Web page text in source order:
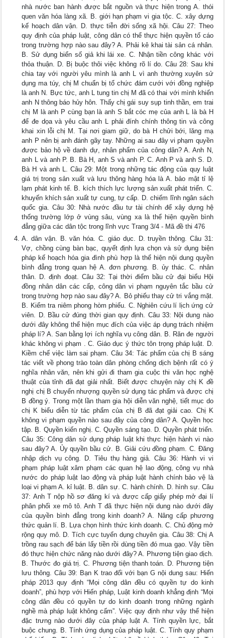
nhà nước ban hành được bắt nguồn và thực hiện trong A. thói
quen văn hóa làng xã. B. giới hạn phạm vi gia tộc. C. xây dựng
kế hoạch dân vận. D. thực tiễn đời sống xã hội. Câu 27: Theo
quy định của pháp luật, công dân có thể thực hiện quyền tố cáo
trong trường hợp nào sau đây? A. Phải kê khai tài sản cá nhân.
B. Sử dụng biển số giả khi lái xe. C. Nhận tiền công khác với
thỏa thuận. D. Bị buộc thôi việc không rõ lí do. Câu 28: Sau khi
chia tay với người yêu mình là anh L vì anh thường xuyên sử
dụng ma túy, chị M chuẩn bị tổ chức đám cưới với đồng nghiệp
là anh N. Bực tức, anh L tung tin chị M đã có thai với mình khiến
anh N thông báo hủy hôn. Thấy chị gái suy sụp tinh thần, em trai
chị M là anh P cùng bạn là anh S bắt cóc mẹ của anh L là bà H
để đe dọa và yêu cầu anh L phải đính chính thông tin và công
khai xin lỗi chị M. Tại nơi giam giữ, do bà H chửi bới, lăng mạ
anh P nên bị anh đánh gãy tay. Những ai sau đây vi phạm quyền
được bảo hộ về danh dự, nhân phẩm của công dân? A. Anh N,
anh L và anh P. B. Bà H, anh S và anh P. C. Anh P và anh S. D.
Bà H và anh L. Câu 29: Một trong những tác động của quy luật
giá trị trong sản xuất và lưu thông hàng hóa là A. bảo mật tỉ lệ
lạm phát kinh tế. B. kích thích lực lượng sản xuất phát triển. C.
khuyến khích sản xuất tự cung, tự cấp. D. chiếm lĩnh ngân sách
quốc gia. Câu 30: Nhà nước đầu tư tài chính để xây dựng hệ
thống trường lớp ở vùng sâu, vùng xa là thể hiện quyền bình
đẳng giữa các dân tộc trong lĩnh vực Trang 3/4 - Mã đề thi 476
A. dân vận. B. văn hóa. C. giáo dục. D. truyền thông. Câu 31:
Vợ, chồng cùng bàn bạc, quyết định lựa chọn và sử dụng biện
pháp kế hoạch hóa gia đình phù hợp là thể hiện nội dung quyền
bình đẳng trong quan hệ A. đơn phương. B. ủy thác. C. nhân
thân. D. định đoạt. Câu 32: Tại thời điểm bầu cử đại biểu Hội
đồng nhân dân các cấp, công dân vi phạm nguyên tắc bầu cử
trong trường hợp nào sau đây? A. Bỏ phiếu thay cử tri vắng mặt.
B. Kiểm tra niêm phong hòm phiếu. C. Nghiên cứu lí lịch ứng cử
viên. D. Bầu cử đúng thời gian quy định. Câu 33: Nội dung nào
dưới đây không thể hiện mục đích của việc áp dụng trách nhiệm
pháp lí? A. San bằng lợi ích nghĩa vụ công dân. B. Răn đe người
khác không vi phạm . C. Giáo dục ý thức tôn trọng pháp luật. D.
Kiềm chế việc làm sai phạm. Câu 34: Tác phẩm của chị B sáng
tác viết về phong trào toàn dân phòng chống dịch bệnh rất có ý
nghĩa nhân văn, nên khi gửi đi tham gia cuộc thi văn học nghệ
thuật của tỉnh đã đạt giải nhất. Biết được chuyện này chị K đề
nghị chị B chuyển nhượng quyền sử dụng tác phẩm và được chị
B đồng ý. Trong một lần tham gia hội diễn văn nghệ, tiết mục do
chị K biểu diễn từ tác phẩm của chị B đã đạt giải cao. Chị K
không vi phạm quyền nào sau đây của công dân? A. Quyền học
tập. B. Quyền kiến nghị. C. Quyền sáng tạo. D. Quyền phát triển.
Câu 35: Công dân sử dụng pháp luật khi thực hiện hành vi nào
sau đây? A. Ủy quyền bầu cử. B. Giải cứu đồng phạm. C. Đăng
nhập dịch vụ công. D. Tiêu thụ hàng giả. Câu 36: Hành vi vi
phạm pháp luật xâm phạm các quan hệ lao động, công vụ nhà
nước do pháp luật lao động và pháp luật hành chính bảo vệ là
loại vi phạm A. kỉ luật. B. dân sự. C. hành chính. D. hình sự. Câu
37: Anh T nộp hồ sơ đăng kí và được cấp giấy phép mở đại lí
phân phối xe mô tô. Anh T đã thực hiện nội dung nào dưới đây
của quyền bình đẳng trong kinh doanh? A. Nâng cấp phương
thức quản lí. B. Lựa chọn hình thức kinh doanh. C. Chủ động mở
rộng quy mô. D. Tích cực tuyển dụng chuyên gia. Câu 38: Chị A
trồng rau sạch để bán lấy tiền rồi dùng tiền đó mua gạo. Vậy tiền
đó thực hiện chức năng nào dưới đây? A. Phương tiện giao dịch.
B. Thước đo giá trị. C. Phương tiện thanh toán. D. Phương tiện
lưu thông. Câu 39: Bạn K trao đổi với bạn G nội dung sau: Hiến
pháp 2013 quy định “Mọi công dân đều có quyền tự do kinh
doanh”, phù hợp với Hiến pháp, Luật kinh doanh khẳng định “Mọi
công dân đều có quyền tự do kinh doanh trong những ngành
nghề mà pháp luật không cấm”. Việc quy định như vậy thể hiện
đặc trưng nào dưới đây của pháp luật A. Tính quyền lực, bắt
buộc chung. B. Tính ứng dụng của pháp luật. C. Tính quy phạm